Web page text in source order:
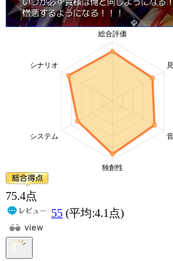
75.4点
55 (平均:4.1 点)